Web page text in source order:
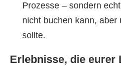
Prozesse – sondern
nicht buchen kann, aber
sollte.
Erlebnisse, die eurer